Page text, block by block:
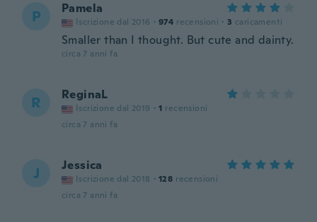
P Pamela
Iscrizione dal 2016 · 974 recensioni · 3 caricamenti
Smaller than I thought. But cute and dainty.
circa 7 anni fa
R ReginaL
Iscrizione dal 2019 · 1 recensioni
circa 7 anni fa
J Jessica
Iscrizione dal 2018 · 128 recensioni
circa 7 anni fa